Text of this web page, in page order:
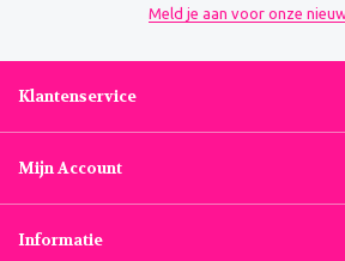
Meld je aan voor onze
Klantenservice
Mijn Account
Informatie